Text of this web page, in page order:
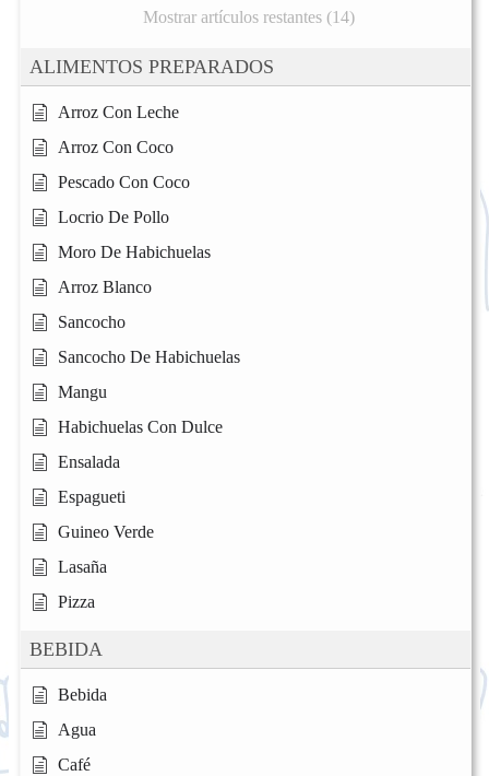
Mostrar artículos restantes (14)
ALIMENTOS PREPARADOS
Arroz Con Leche
Arroz Con Coco
Pescado Con Coco
Locrio De Pollo
Moro De Habichuelas
Arroz Blanco
Sancocho
Sancocho De Habichuelas
Mangu
Habichuelas Con Dulce
Ensalada
Espagueti
Guineo Verde
Lasaña
Pizza
BEBIDA
Bebida
Agua
Café